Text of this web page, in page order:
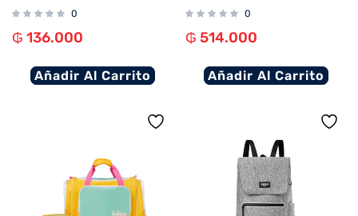
0
₲ 136.000
Añadir Al Carrito
0
₲ 514.000
Añadir Al Carrito